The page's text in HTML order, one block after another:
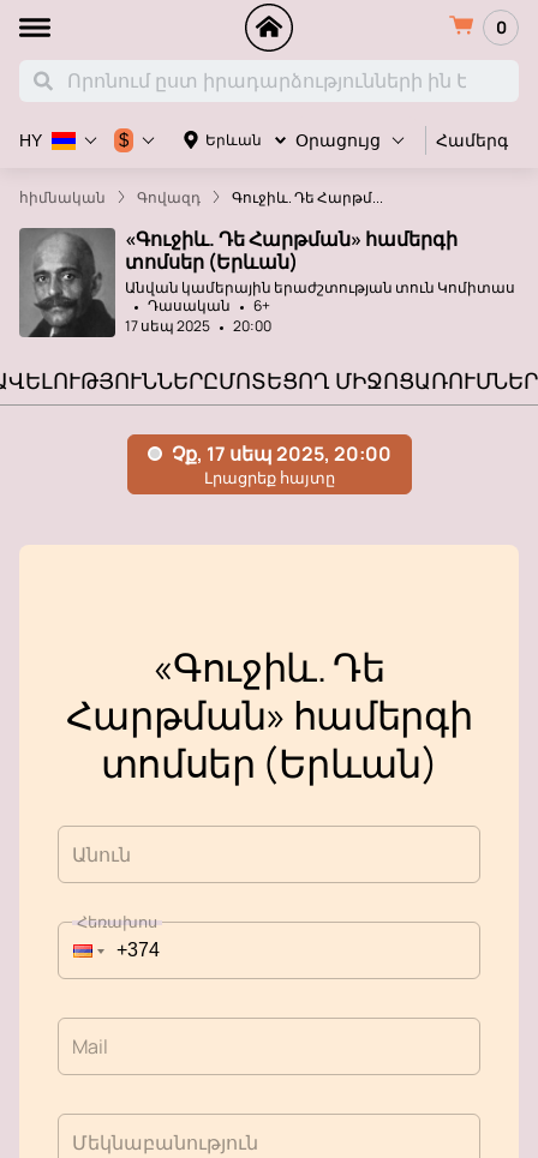
0
Երևան Օրացույց Համերգ
HY $
հիմնական Գովազդ Գուջիև. Դե Հարթմ...
«Գուջիև. Դե Հարթման» համերգի
տոմսեր (Երևան)
Անվան կամերային երաժշտության տուն Կոմիտաս
Դասական
6+
17 սեպ 2025
20:00
ՄՈՏԵՑՈՂ ՄԻՋՈՑԱՌՈՒՄՆԵՐ
«Գուջիև. Դե
Հարթման» համերգի
տոմսեր (Երևան)
Անուն
Հեռախոս
Mail
Մեկնաբանություն